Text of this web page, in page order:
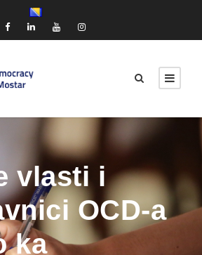
vlasti i
OCD-a
ka